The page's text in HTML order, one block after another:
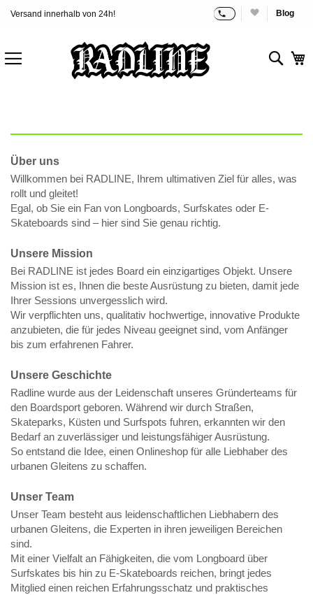
Zum
Versand innerhalb von 24h! Blog
Über uns
Willkommen bei RADLINE, Ihrem ultimativen Ziel für alles, was
rollt und gleitet!
Egal, ob Sie ein Fan von Longboards, Surfskates oder E-
Skateboards sind – hier sind Sie genau richtig.
Unsere Mission
Bei RADLINE ist jedes Board ein einzigartiges Objekt. Unsere
Mission ist es, Ihnen die beste Ausrüstung zu bieten, damit jede
Ihrer Sessions unvergesslich wird.
Wir verpflichten uns, qualitativ hochwertige, innovative Produkte
anzubieten, die für jedes Niveau geeignet sind, vom Anfänger
bis zum erfahrenen Fahrer.
Unsere Geschichte
Radline wurde aus der Leidenschaft unseres Gründerteams für
den Boardsport geboren. Während wir durch Straßen,
Skateparks, Küsten und Surfspots fuhren, erkannten wir den
Bedarf an zuverlässiger und leistungsfähiger Ausrüstung.
So entstand die Idee, einen Onlineshop für alle Liebhaber des
urbanen Gleitens zu schaffen.
Unser Team
Unser Team besteht aus leidenschaftlichen Liebhabern des
urbanen Gleitens, die Experten in ihren jeweiligen Bereichen
sind.
Mit einer Vielfalt an Fähigkeiten, die vom Longboard über
Surfskates bis hin zu E-Skateboards reichen, bringt jedes
Mitglied einen reichen Erfahrungsschatz und praktisches